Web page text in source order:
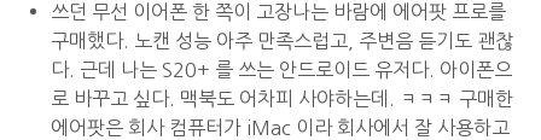
쓰던 무선 이어폰 한 쪽이 고장나는 바람에 에어팟 프로를
구매했다. 노캔 성능 아주 만족스럽고, 주변음 듣기도 괜찮
다. 근데 나는 S20+ 를 쓰는 안드로이드 유저다. 아이폰으
로 바꾸고 싶다. 맥북도 어차피 사야하는데. ㅋㅋㅋ 구매한
에어팟은 회사 컴퓨터가 iMac 이라 회사에서 잘 사용하고